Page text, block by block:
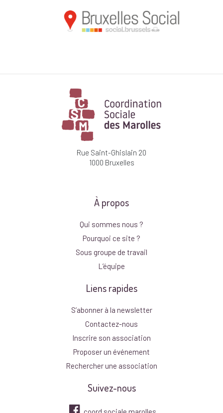
Rue Saint-Ghislain 20
1000 Bruxelles
À propos
Qui sommes nous ?
Pourquoi ce site ?
Sous groupe de travail
L’équipe
Liens rapides
S’abonner à la newsletter
Contactez-nous
Inscrire son association
Proposer un événement
Rechercher une association
Suivez-nous